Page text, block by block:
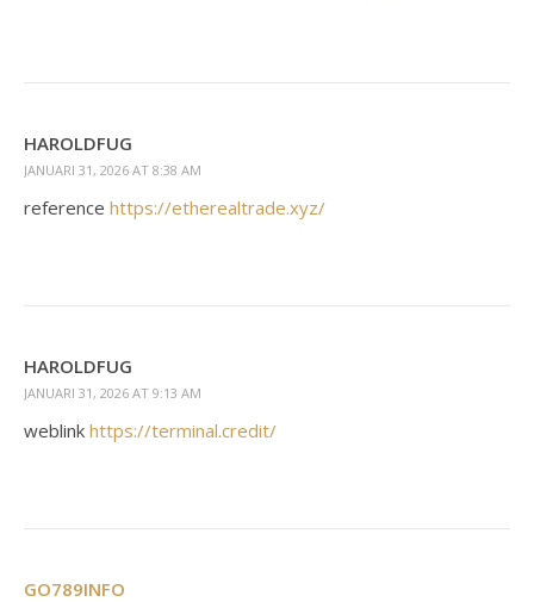
HAROLDFUG
JANUARI 31, 2026 AT 8:38 AM
reference https://etherealtrade.xyz/
HAROLDFUG
JANUARI 31, 2026 AT 9:13 AM
weblink https://terminal.credit/
GO789INFO